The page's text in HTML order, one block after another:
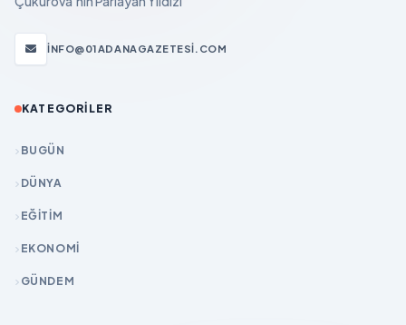
INFO@01ADANAGAZETESI.COM
KATEGORILER
BUGÜN
DÜNYA
EĞİTİM
EKONOMİ
GÜNDEM